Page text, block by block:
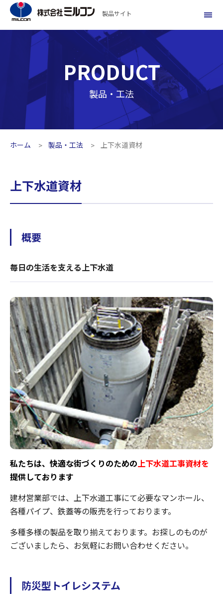
製品サイト
PRODUCT
製品・工法
ホーム 製品・工法 上下水道資材
上下水道資材
概要
毎日の生活を支える上下水道
私たちは、快適な街づくりのための上下水道工事資材を
提供しております
建材営業部では、上下水道工事にて必要なマンホール、
各種パイプ、鉄蓋等の販売を行っております。
多種多様の製品を取り揃えております。お探しのものが
ございましたら、お気軽にお問い合わせください。
防災型トイレシステム